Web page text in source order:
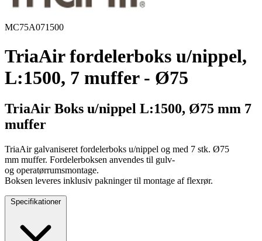
MC75A071500
TriaAir fordelerboks u/nippel,
L:1500, 7 muffer - Ø75
TriaAir Boks u/nippel L:1500, Ø75 mm 7
muffer
TriaAir galvaniseret fordelerboks u/nippel og med 7 stk. Ø75
mm muffer. Fordelerboksen anvendes til gulv-
og operatørrumsmontage.
Boksen leveres inklusiv pakninger til montage af flexrør.
Specifikationer